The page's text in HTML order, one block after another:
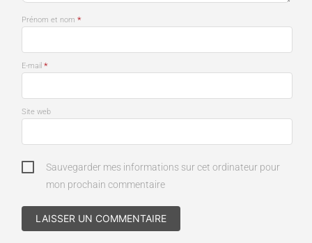
Prénom et nom *
E-mail *
Site web
Sauvegarder mes informations sur cet ordinateur pour
mon prochain commentaire